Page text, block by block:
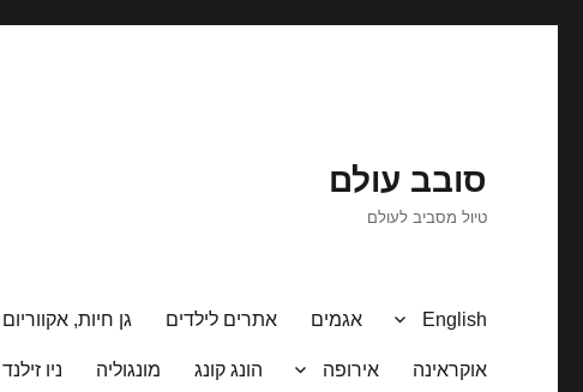
סובב עולם
טיול מסביב לעולם
English אגמים אתרים לילדים גן חיות, אקווריום
אוקראינה אירופה הונג קונג מונגוליה ניו זילנד